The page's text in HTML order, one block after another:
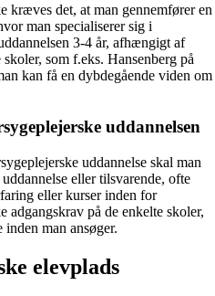
kræves det, at man gennemfører en
man specialiserer sig i
3-4 år, afhængigt af
som f.eks. Hansenberg på
kan få en dybdegående viden om
uddannelsen
uddannelse skal man
eller tilsvarende, ofte
eller kurser inden for
på de enkelte skoler,
inden man ansøger.
elevplads